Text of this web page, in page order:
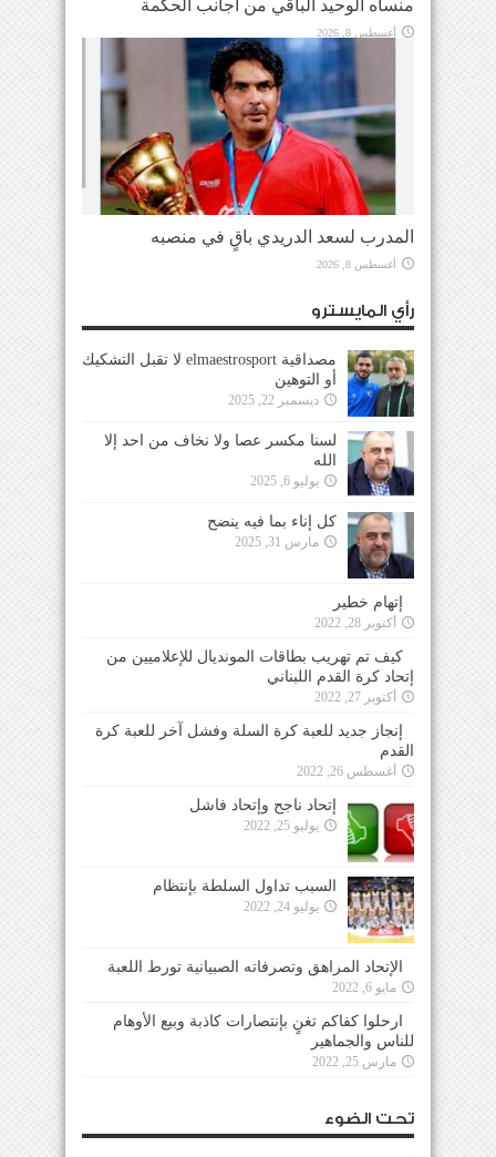
منساه الوحيد الباقي من أجانب الحكمة
أغسطس 8, 2026
المدرب لسعد الدريدي باقٍ في منصبه
أغسطس 8, 2026
رأي المايسترو
مصداقية elmaestrosport لا تقبل التشكيك
أو التوهين
ديسمبر 22, 2025
لسنا مكسر عصا ولا نخاف من احد إلا
الله
يوليو 6, 2025
كل إناء بما فيه ينضح
مارس 31, 2025
إتهام خطير
أكتوبر 28, 2022
كيف تم تهريب بطاقات المونديال للإعلاميين من
إتحاد كرة القدم اللبناني
أكتوبر 27, 2022
إنجاز جديد للعبة كرة السلة وفشل آخر للعبة كرة
القدم
أغسطس 26, 2022
إتحاد ناجح وإتحاد فاشل
يوليو 25, 2022
السبب تداول السلطة بإنتظام
يوليو 24, 2022
الإتحاد المراهق وتصرفاته الصبيانية تورط اللعبة
مايو 6, 2022
ارحلوا كفاكم تغنٍ بإنتصارات كاذبة وبيع الأوهام
للناس والجماهير
مارس 25, 2022
تحت الضوء